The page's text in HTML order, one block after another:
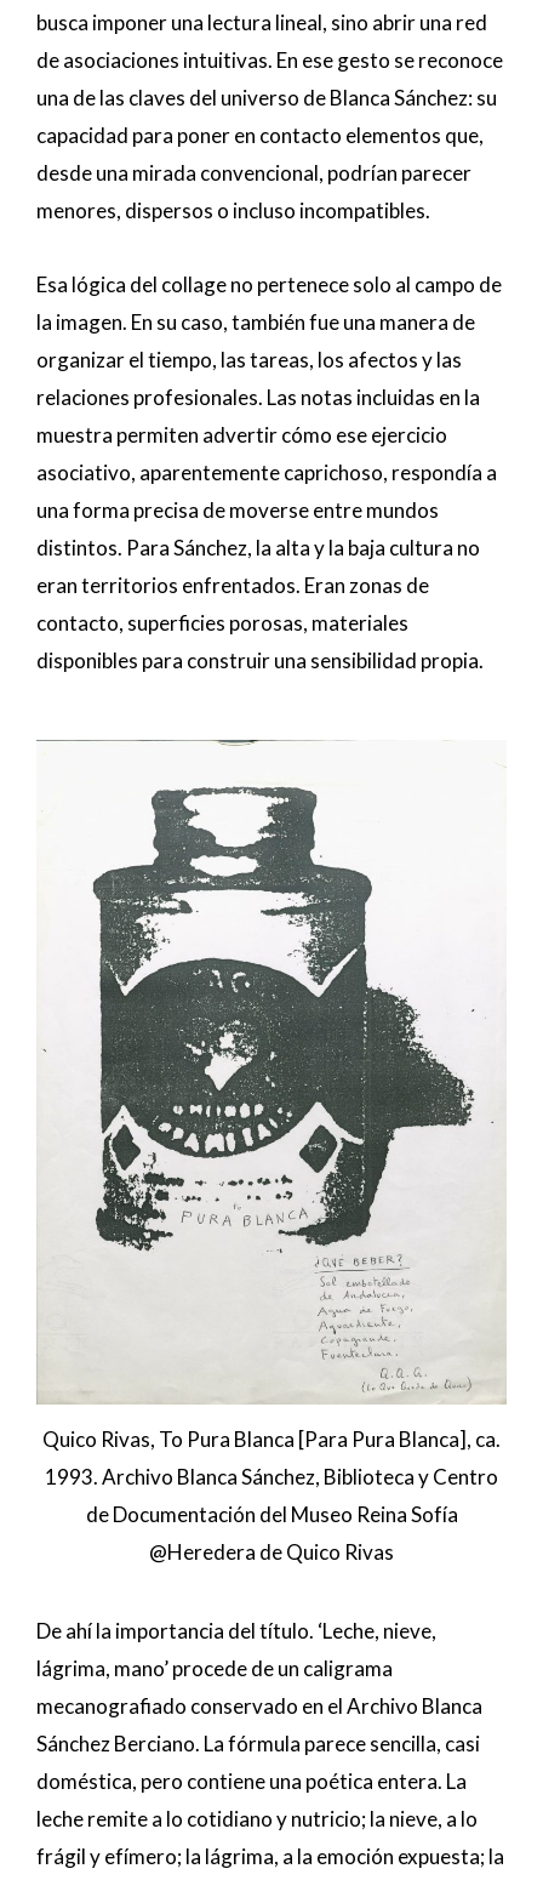
busca imponer una lectura lineal, sino abrir una red
de asociaciones intuitivas. En ese gesto se reconoce
una de las claves del universo de Blanca Sánchez: su
capacidad para poner en contacto elementos que,
desde una mirada convencional, podrían parecer
menores, dispersos o incluso incompatibles.
Esa lógica del collage no pertenece solo al campo de
la imagen. En su caso, también fue una manera de
organizar el tiempo, las tareas, los afectos y las
relaciones profesionales. Las notas incluidas en la
muestra permiten advertir cómo ese ejercicio
asociativo, aparentemente caprichoso, respondía a
una forma precisa de moverse entre mundos
distintos. Para Sánchez, la alta y la baja cultura no
eran territorios enfrentados. Eran zonas de
contacto, superficies porosas, materiales
disponibles para construir una sensibilidad propia.
Quico Rivas, To Pura Blanca [Para Pura Blanca], ca.
1993. Archivo Blanca Sánchez, Biblioteca y Centro
de Documentación del Museo Reina Sofía
@Heredera de Quico Rivas
De ahí la importancia del título. ‘Leche, nieve,
lágrima, mano’ procede de un caligrama
mecanografiado conservado en el Archivo Blanca
Sánchez Berciano. La fórmula parece sencilla, casi
doméstica, pero contiene una poética entera. La
leche remite a lo cotidiano y nutricio; la nieve, a lo
frágil y efímero; la lágrima, a la emoción expuesta; la